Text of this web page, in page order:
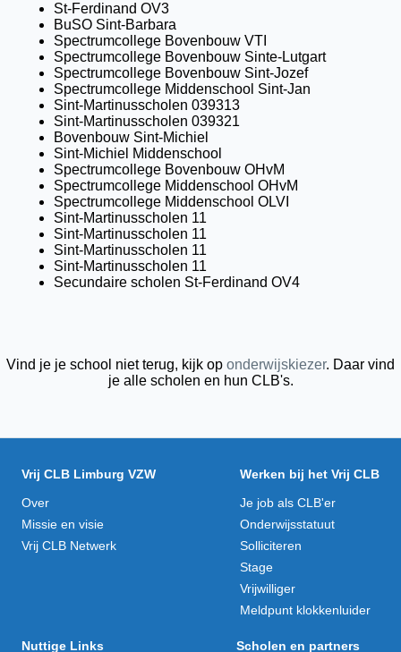
St-Ferdinand OV3
BuSO Sint-Barbara
Spectrumcollege Bovenbouw VTI
Spectrumcollege Bovenbouw Sinte-Lutgart
Spectrumcollege Bovenbouw Sint-Jozef
Spectrumcollege Middenschool Sint-Jan
Sint-Martinusscholen 039313
Sint-Martinusscholen 039321
Bovenbouw Sint-Michiel
Sint-Michiel Middenschool
Spectrumcollege Bovenbouw OHvM
Spectrumcollege Middenschool OHvM
Spectrumcollege Middenschool OLVI
Sint-Martinusscholen 11
Sint-Martinusscholen 11
Sint-Martinusscholen 11
Sint-Martinusscholen 11
Secundaire scholen St-Ferdinand OV4
Vind je je school niet terug, kijk op onderwijskiezer. Daar vind
je alle scholen en hun CLB's.
Vrij CLB Limburg VZW
Over
Missie en visie
Vrij CLB Netwerk
Werken bij het Vrij CLB
Je job als CLB'er
Onderwijsstatuut
Solliciteren
Stage
Vrijwilliger
Meldpunt klokkenluider
Nuttige Links Scholen en partners